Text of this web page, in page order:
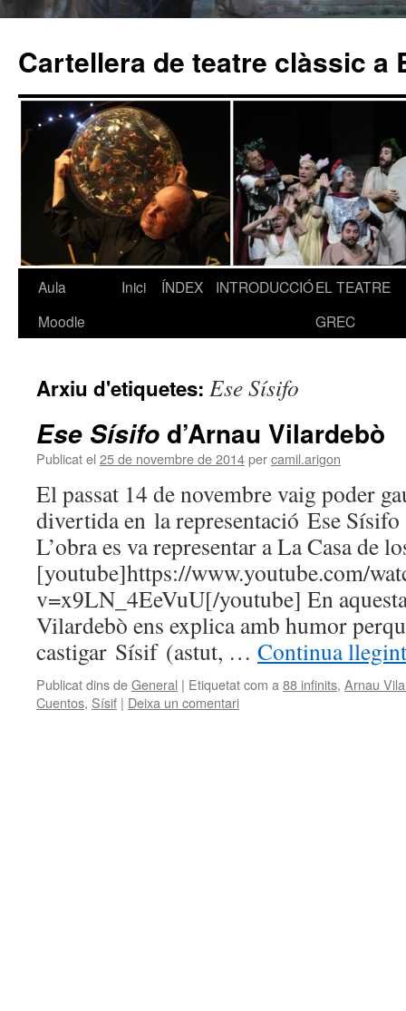
Cartellera de teatre clàssic a
Vés
Aula
Moodle
Inici ÍNDEX INTRODUCCIÓEL TEATRE
GREC
Arxiu d'etiquetes: Ese Sísifo
Ese Sísifo d’Arnau Vilardebò
Publicat el 25 de novembre de 2014percamil.arigon
El passat 14 de novembre vaig poder
divertida en la representació Ese
L’obra es va representar a La Casa de
[youtube]https://www.youtube.com/
v=x9LN_4EeVuU[/youtube] En
Vilardebò ens explica amb humor
castigar Sísif (astut, … Continua
Publicat dins deGeneral | Etiquetat com a 88 infinits, Arnau
Cuentos, Sísif | Deixa un comentari